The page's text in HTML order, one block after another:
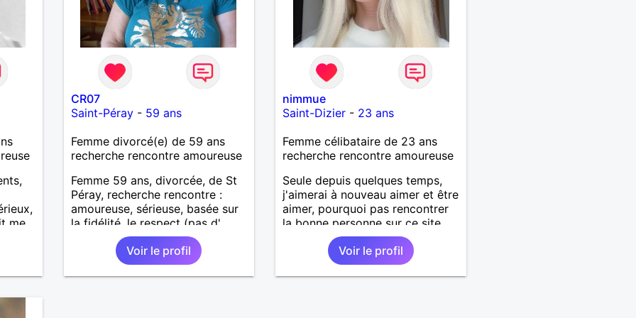
me
CR07
Saint-Péray- 59 ans
Femme divorcé(e) de 59 ans
recherche rencontre amoureuse
Femme 59 ans, divorcée, de St
Péray, recherche rencontre :
amoureuse, sérieuse, basée sur
la fidélité, le respect (pas d'
aventure d'un soir). Rien ne vaut
une rencontre après quelques
échanges par messages pour
savoir si il y a un feeling entre
Voir le profil
nimmue
Saint-Dizier - 23 ans
Femme célibataire de 23 ans
recherche rencontre amoureuse
Seule depuis quelques temps,
j'aimerai à nouveau aimer et être
aimer, pourquoi pas rencontrer
la bonne personne sur ce site.
Voir le profil